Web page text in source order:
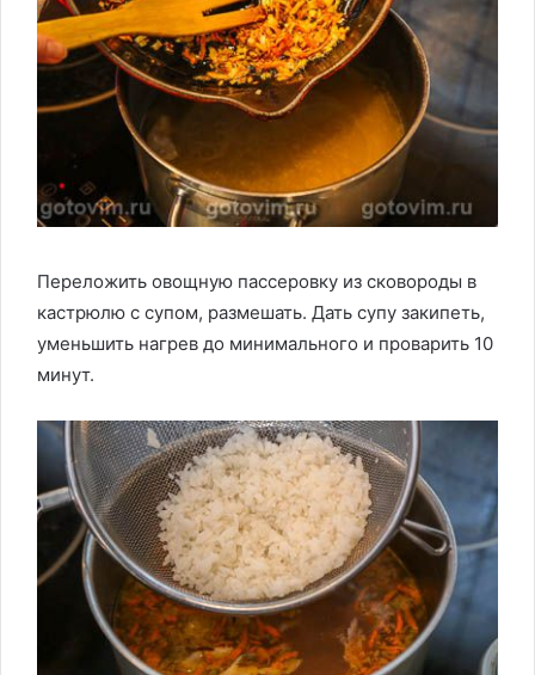
Переложить овощную пассеровку из сковороды в
кастрюлю с супом, размешать. Дать супу закипеть,
уменьшить нагрев до минимального и проварить 10
минут.